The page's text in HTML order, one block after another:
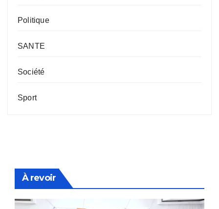
Politique
SANTE
Société
Sport
À revoir